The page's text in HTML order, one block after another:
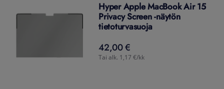
Hyper Apple MacBook Air 15
Privacy Screen -näytön
tietoturvasuoja
42,00 €
42,00€
Tai alk. 1,17 €/kk